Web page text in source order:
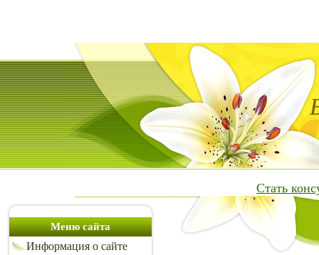
Стать
Меню сайта
Информация о сайте